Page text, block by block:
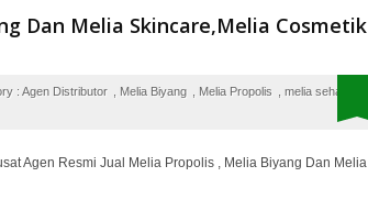
Dan Melia Skincare,Melia Cosmetik
: Agen Distributor Melia Biyang Melia Propolis
melia sehat
Agen Resmi Jual Melia Propolis , Melia Biyang Dan Melia